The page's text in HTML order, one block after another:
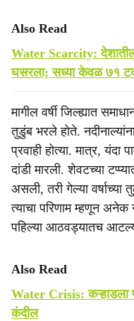
Also Read
Water Scarcity: देशातील
घसरला; सध्या केवळ ७१
मागील वर्षी जिल्ह्यात
तुडुंब भरले होते.
प्रवाही होत्या. मात्र, यंदा
दांडी मारली. शेवटच्या
असली, तरी गेल्या
त्याचा परिणाम म्हणून अनेक
पहिल्या आठवड्यातच
Also Read
Water Crisis: कऱ्हाडला
कंदील